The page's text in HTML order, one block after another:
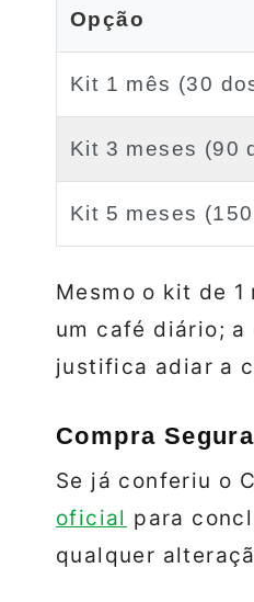
Opção
Kit 1 mês (30
Kit 3 meses (90
Kit 5 meses
Mesmo o kit de
um café diário; a
justifica adiar a
Compra
Se já conferiu o
oficial para
qualquer